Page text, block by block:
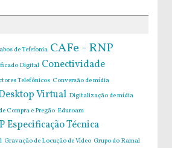
de Tefefonia CAFe - RNP
Digital Conectividade
Telefônicos Conversão de mídia
Virtual Digitalização de mídia
Compra e Pregão Eduroam
Especificação Técnica
Gravação de Locução de Vídeo Grupo do Ramal